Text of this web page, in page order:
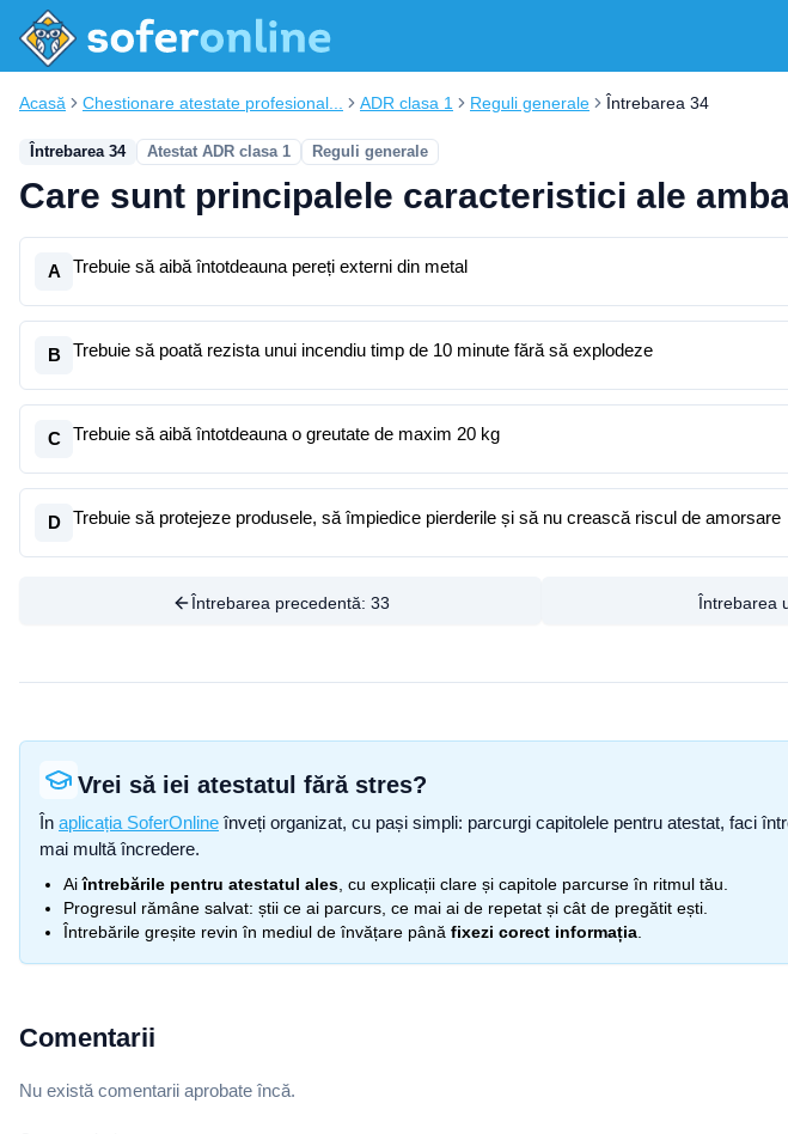
Acasă Chestionare atestate profesional... ADR clasa 1 Reguli generale Întrebarea 34
Întrebarea 34 Atestat ADR clasa 1 Reguli generale
Care sunt principalele caracteristici ale
A Trebuie să aibă întotdeauna pereți externi din metal
B Trebuie să poată rezista unui incendiu timp de 10 minute fără să explodeze
C Trebuie să aibă întotdeauna o greutate de maxim 20 kg
D Trebuie să protejeze produsele, să împiedice pierderile și să nu crească riscul de amorsare
Întrebarea precedentă: 33 Întrebarea
Vrei să iei atestatul fără stres?
În aplicația SoferOnline înveți organizat, cu pași simpli: parcurgi capitolele pentru atestat, faci
mai multă încredere.
Aiîntrebările pentru atestatul ales , cu explicații clare și capitole parcurse în ritmul tău.
Progresul rămâne salvat: știi ce ai parcurs, ce mai ai de repetat și cât de pregătit ești.
Întrebările greșite revin în mediul de învățare până fixezi corect informația
Comentarii
Nu există comentarii aprobate încă.